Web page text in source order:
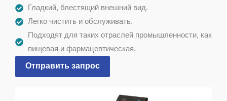
Гладкий, блестящий внешний вид.
Легко чистить и обслуживать.
Подходят для таких отраслей промышленности, как
пищевая и фармацевтическая.
Отправить запрос